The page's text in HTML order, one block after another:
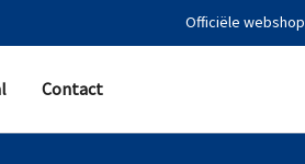
Officiële webshop
Contact